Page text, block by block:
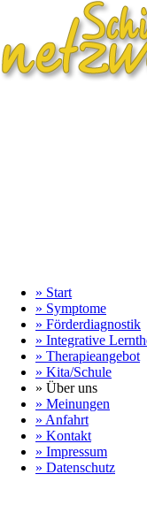
» Start
» Symptome
» Förderdiagnostik
» Integrative
» Therapieangebot
» Kita/Schule
» Über uns
» Meinungen
» Anfahrt
» Kontakt
» Impressum
» Datenschutz